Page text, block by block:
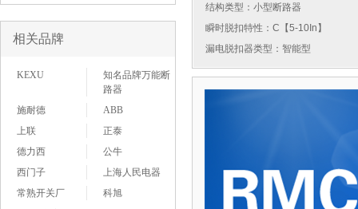
相关品牌
KEXU
知名品牌万能断
路器
施耐德
ABB
上联
正泰
德力西
公牛
西门子
上海人民电器
常熟开关厂
科旭
结构类型：小型断路器
瞬时脱扣特性：C【5-10In】
漏电脱扣器类型：智能型